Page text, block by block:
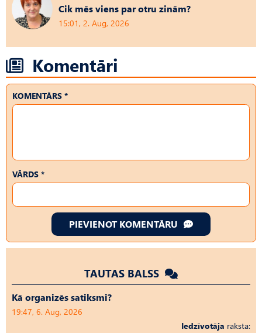
Cik mēs viens par otru zinām?
15:01, 2. Aug, 2026
Komentāri
KOMENTĀRS *
VĀRDS *
PIEVIENOT KOMENTĀRU
TAUTAS BALSS
Kā organizēs satiksmi?
19:47, 6. Aug, 2026
Iedzīvotāja raksta: